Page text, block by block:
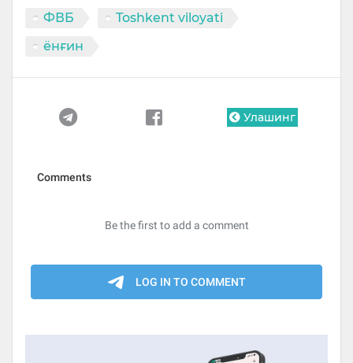
ФВБ
Toshkent viloyati
ёнғин
Улашинг